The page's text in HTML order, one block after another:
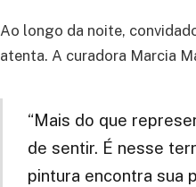
Ao longo da noite,
atenta. A curadora Marcia
“Mais do que
de sentir. É nesse
pintura encontra sua